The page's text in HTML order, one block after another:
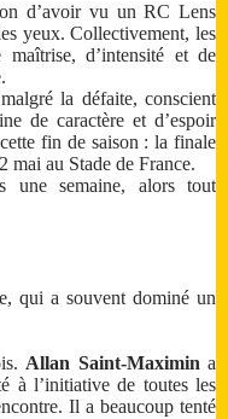
d’avoir vu un RC Lens
yeux. Collectivement, les
d’intensité et de
la défaite, conscient
de caractère et d’espoir
fin de saison : la finale
mai au Stade de France.
une semaine, alors tout
qui a souvent dominé un
Allan Saint-Maximin a
à l’initiative de toutes les
Il a beaucoup tenté